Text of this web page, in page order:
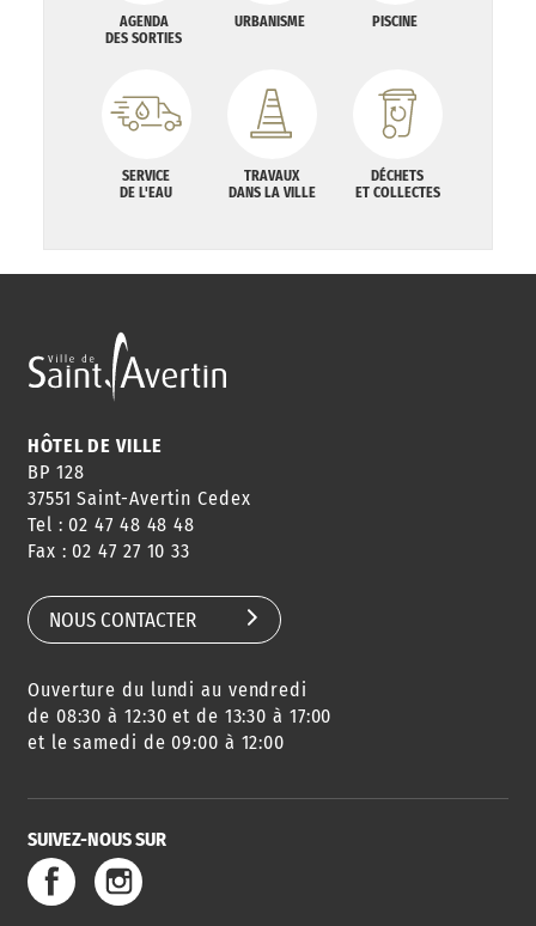
AGENDA
DES SORTIES
URBANISME PISCINE
SERVICE
DE L'EAU
TRAVAUX
DANS LA VILLE
DÉCHETS
ET COLLECTES
HÔTEL DE VILLE
BP 128
37551 Saint-Avertin Cedex
Tel : 02 47 48 48 48
Fax : 02 47 27 10 33
NOUS CONTACTER
Ouverture du lundi au vendredi
de 08:30 à 12:30 et de 13:30 à 17:00
et le samedi de 09:00 à 12:00
SUIVEZ-NOUS SUR